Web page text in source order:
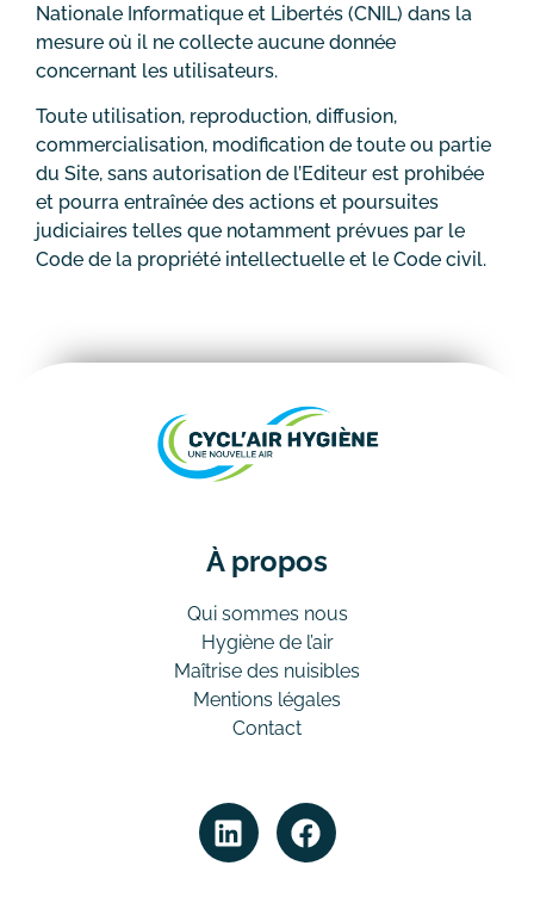
Nationale Informatique et Libertés (CNIL) dans la
mesure où il ne collecte aucune donnée
concernant les utilisateurs.
Toute utilisation, reproduction, diffusion,
commercialisation, modification de toute ou partie
du Site, sans autorisation de l’Editeur est prohibée
et pourra entraînée des actions et poursuites
judiciaires telles que notamment prévues par le
Code de la propriété intellectuelle et le Code civil.
À propos
Qui sommes nous
Hygiène de l’air
Maîtrise des nuisibles
Mentions légales
Contact